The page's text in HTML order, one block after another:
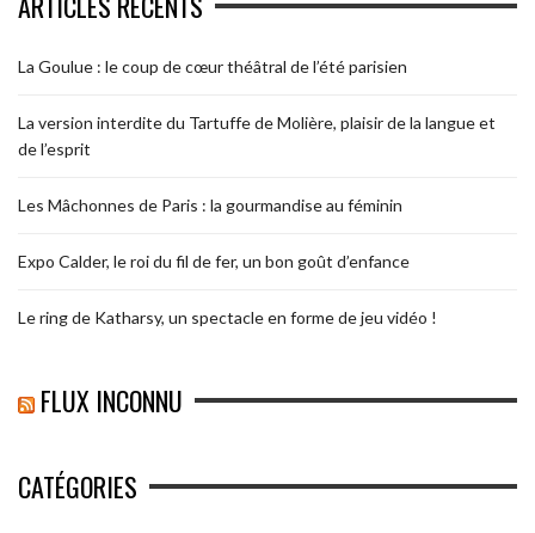
La Goulue : le coup de cœur théâtral de l’été parisien
La version interdite du Tartuffe de Molière, plaisir de la langue et
de l’esprit
Les Mâchonnes de Paris : la gourmandise au féminin
Expo Calder, le roi du fil de fer, un bon goût d’enfance
Le ring de Katharsy, un spectacle en forme de jeu vidéo !
FLUX INCONNU
CATÉGORIES